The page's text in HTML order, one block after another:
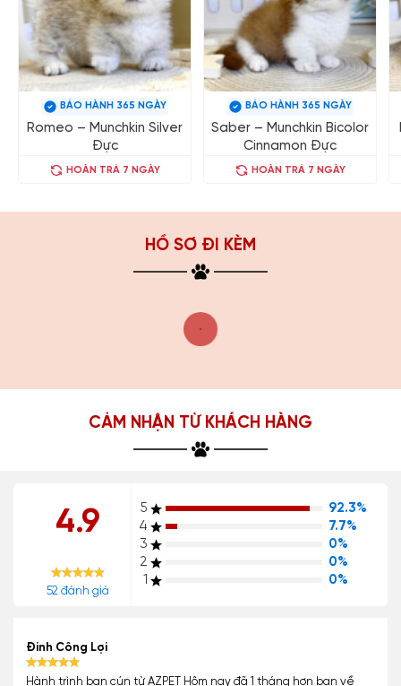
BẢO HÀNH 365 NGÀY
Romeo – Munchkin Silver
Đực
HOÀN TRẢ 7 NGÀY
BẢO HÀNH 365 NGÀY
Saber – Munchkin Bicolor
Cinnamon Đực
HOÀN TRẢ 7 NGÀY
HỒ SƠ ĐI KÈM
CẢM NHẬN TỪ KHÁCH HÀNG
4.9
52 đánh giá
5
92.3%
4
7.7%
3
0%
2
0%
1
0%
Đinh Công Lợi
Hành trình bạn cún từ AZPET Hôm nay đã 1 tháng hơn bạn về